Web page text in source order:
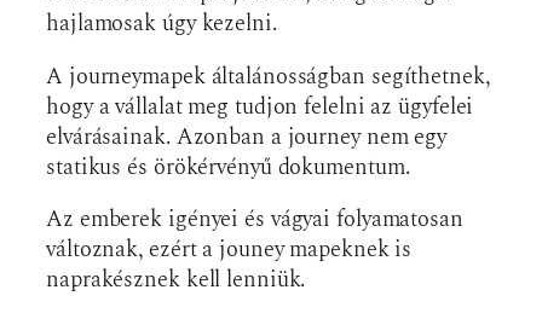
hajlamosak úgy kezelni.
A journeymapek általánosságban segíthetnek,
hogy a vállalat meg tudjon felelni az ügyfelei
elvárásainak. Azonban a journey nem egy
statikus és örökérvényű dokumentum.
Az emberek igényei és vágyai folyamatosan
változnak, ezért a jouney mapeknek is
naprakésznek kell lenniük.